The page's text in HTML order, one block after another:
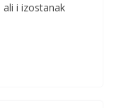
i izostanak